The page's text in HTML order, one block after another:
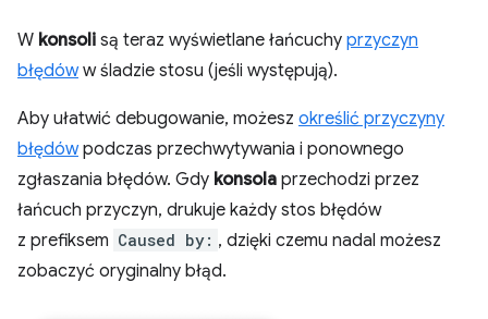
W konsoli są teraz wyświetlane łańcuchy przyczyn
błędóww śladzie stosu (jeśli występują).
Aby ułatwić debugowanie, możesz określić przyczyny
błędówpodczas przechwytywania i ponownego
zgłaszania błędów. Gdy konsola przechodzi przez
łańcuch przyczyn, drukuje każdy stos błędów
z prefiksem Caused by: , dzięki czemu nadal możesz
zobaczyć oryginalny błąd.